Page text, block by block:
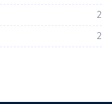
2
2